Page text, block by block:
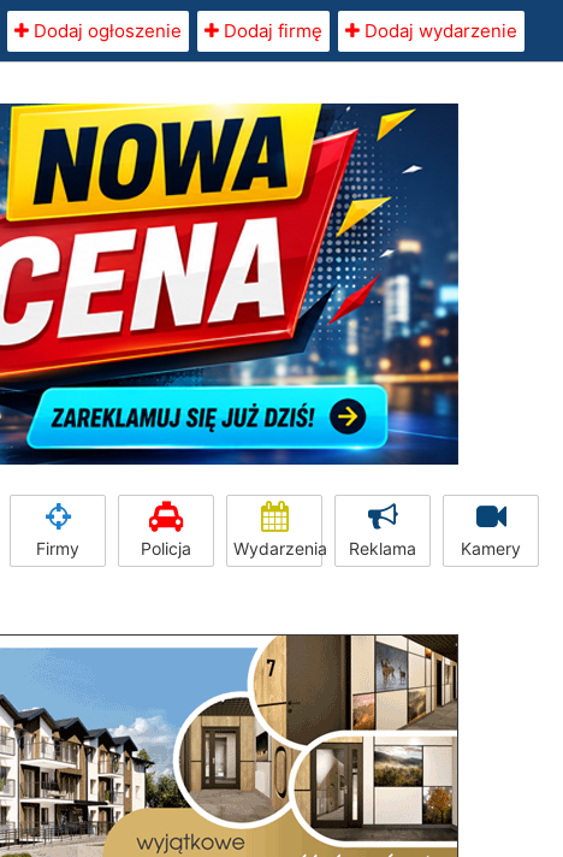
Dodaj ogłoszenie Dodaj firmę Dodaj wydarzenie
Firmy Policja Wydarzenia Reklama Kamery